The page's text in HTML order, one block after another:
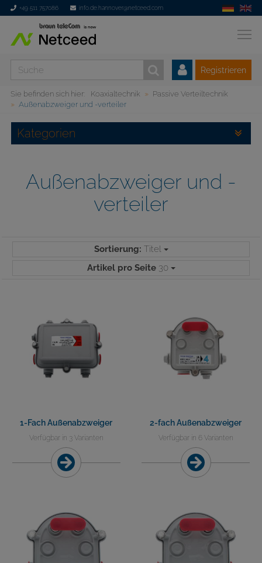
+49 511 757086 info.de.hannover@netceed.com
Registrieren
Sie befinden sich hier: Koaxialtechnik
Passive Verteiltechnik
Außenabzweiger und -verteiler
Kategorien
Außenabzweiger und -
verteiler
Sortierung: Titel
Artikel pro Seite 30
1-Fach Außenabzweiger
Verfügbar in 3 Varianten
2-fach Außenabzweiger
Verfügbar in 6 Varianten